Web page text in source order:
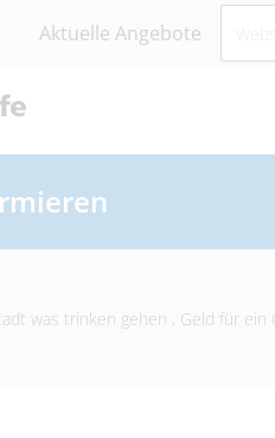
Aktuelle Angebote
was trinken gehen , Geld für ein